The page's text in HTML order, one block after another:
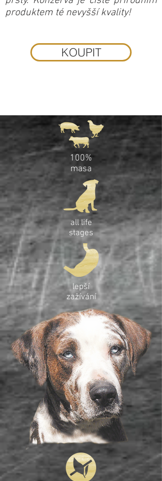
produktem té nevyšší kvality!
KOUPIT
100%
masa
all life
stages
lepší
zažívání